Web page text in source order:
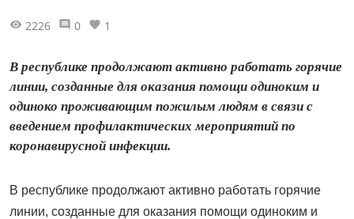
2226 0 1
В республике продолжают активно работать горячие
линии, созданные для оказания помощи одиноким и
одиноко проживающим пожилым людям в связи с
введением профилактических мероприятий по
коронавирусной инфекции.
В республике продолжают активно работать горячие
линии, созданные для оказания помощи одиноким и